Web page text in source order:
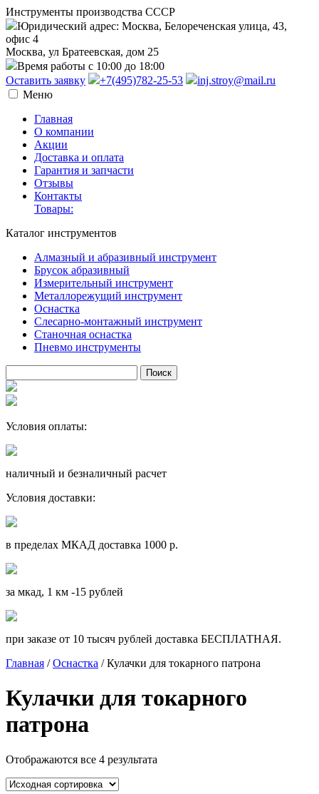
Инструменты производства СССР
Юридический адрес: Москва, Белореченская улица, 43,
офис 4
Москва, ул Братеевская, дом 25
Время работы с 10:00 до 18:00
Оставить заявку
+7(495)782-25-53
inj.stroy@mail.ru
Меню
Главная
О компании
Акции
Доставка и оплата
Гарантия и запчасти
Отзывы
Контакты
Товары:
Каталог инструментов
Алмазный и абразивный инструмент
Брусок абразивный
Измерительный инструмент
Металлорежущий инструмент
Оснастка
Слесарно-монтажный инструмент
Станочная оснастка
Пневмо инструменты
Условия оплаты:
наличный и безналичный расчет
Условия доставки:
в пределах МКАД доставка 1000 р.
за мкад, 1 км -15 рублей
при заказе от 10 тысяч рублей доставка БЕСПЛАТНАЯ.
Главная /Оснастка / Кулачки для токарного патрона
Кулачки для токарного
патрона
Отображаются все 4 результата